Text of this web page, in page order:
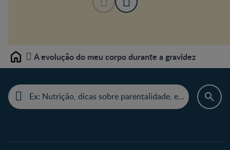
Home A evolução do meu corpo durante a gravidez